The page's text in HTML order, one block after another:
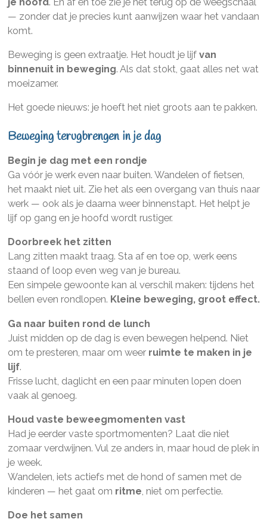
— zonder dat je precies kunt aanwijzen waar het vandaan
komt.
Beweging is geen extraatje. Het houdt je lijf van
binnenuit in beweging. Als dat stokt, gaat alles net wat
moeizamer.
Het goede nieuws: je hoeft het niet groots aan te pakken.
Beweging terugbrengen in je dag
Begin je dag met een rondje
Ga vóór je werk even naar buiten. Wandelen of fietsen,
het maakt niet uit. Zie het als een overgang van thuis naar
werk — ook als je daarna weer binnenstapt. Het helpt je
lijf op gang en je hoofd wordt rustiger.
Doorbreek het zitten
Lang zitten maakt traag. Sta af en toe op, werk eens
staand of loop even weg van je bureau.
Een simpele gewoonte kan al verschil maken: tijdens het
bellen even rondlopen. Kleine beweging, groot effect.
Ga naar buiten rond de lunch
Juist midden op de dag is even bewegen helpend. Niet
om te presteren, maar om weer ruimte te maken in je
lijf.
Frisse lucht, daglicht en een paar minuten lopen doen
vaak al genoeg.
Houd vaste beweegmomenten vast
Had je eerder vaste sportmomenten? Laat die niet
zomaar verdwijnen. Vul ze anders in, maar houd de plek in
je week.
Wandelen, iets actiefs met de hond of samen met de
kinderen — het gaat om ritme, niet om perfectie.
Doe het samen